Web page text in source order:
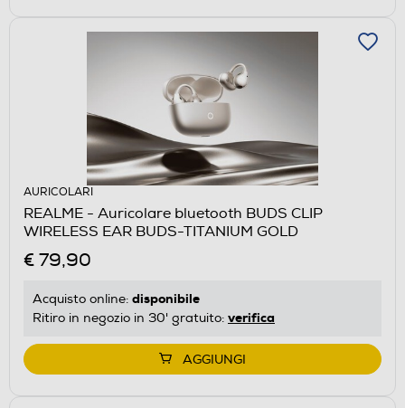
AURICOLARI
REALME - Auricolare bluetooth BUDS CLIP
WIRELESS EAR BUDS-TITANIUM GOLD
€ 79,90
Acquisto online: disponibile
Ritiro in negozio in 30' gratuito: verifica
AGGIUNGI